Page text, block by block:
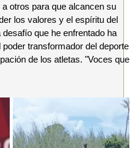
otros para que alcancen su
los valores y el espíritu del
que he enfrentado ha
transformador del deporte
de los atletas. "Voces que